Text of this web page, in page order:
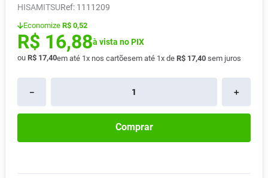
HISAMITSU : 1111209
Economize R$ 0,52
R$ 16,88à vista no PIX
ou R$ 17,40em até 1x nos cartõesem até 1x de R$ 17,40 sem juros
＋
－
Comprar
9º Absorvente
10 Lavitan